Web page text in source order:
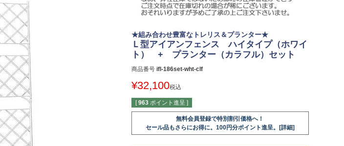
★組み合わせ豊富なトレリス＆プランター★
Ｌ型アイアンフェンス ハイタイプ（ホワイ
ト） + プランター（カラフル）セット
商品番号 ifl-186set-wht-clf
¥32,100税込
[ 963 ポイント進呈 ]
無料会員登録で特別割引価格へ！
セール品もさらにお得に。100円分ポイント進呈。[詳細]